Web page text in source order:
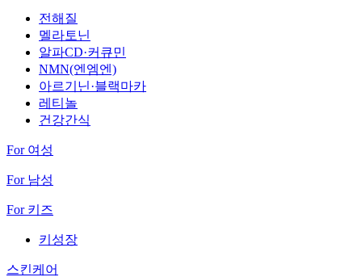
전해질
멜라토닌
알파CD·커큐민
NMN(엔엠엔)
아르기닌·블랙마카
레티놀
건강간식
For 여성
For 남성
For 키즈
키성장
스킨케어